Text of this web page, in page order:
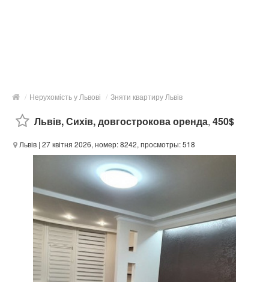
/ Нерухомість у Львові / Зняти квартиру Львів
Львів, Сихів, довгострокова оренда, 450$
Львів | 27 квітня 2026, номер: 8242, просмотры: 518